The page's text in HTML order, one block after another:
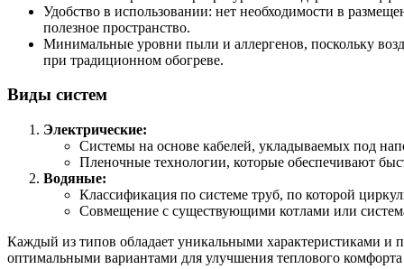
Удобство в использовании: нет необходимости в
полезное пространство.
Минимальные уровни пыли и аллергенов, поскольку
при традиционном обогреве.
Виды систем
Электрические:
Системы на основе кабелей, укладываемых под
Пленочные технологии, которые обеспечивают
Водяные:
Классификация по системе труб, по которой
Совмещение с существующими котлами или
Каждый из типов обладает уникальными характеристиками и
оптимальными вариантами для улучшения теплового